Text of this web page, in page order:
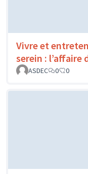
Vivre et
serein : l’affaire
ASDEC
0 0